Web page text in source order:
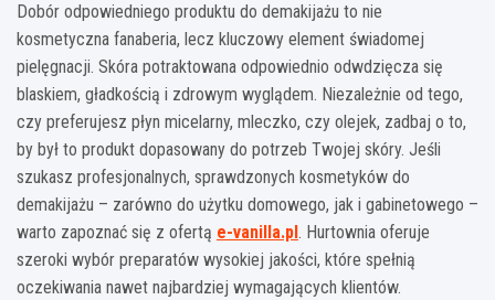
Dobór odpowiedniego produktu do demakijażu to nie
kosmetyczna fanaberia, lecz kluczowy element świadomej
pielęgnacji. Skóra potraktowana odpowiednio odwdzięcza się
blaskiem, gładkością i zdrowym wyglądem. Niezależnie od tego,
czy preferujesz płyn micelarny, mleczko, czy olejek, zadbaj o to,
by był to produkt dopasowany do potrzeb Twojej skóry. Jeśli
szukasz profesjonalnych, sprawdzonych kosmetyków do
demakijażu – zarówno do użytku domowego, jak i gabinetowego –
warto zapoznać się z ofertą e-vanilla.pl. Hurtownia oferuje
szeroki wybór preparatów wysokiej jakości, które spełnią
oczekiwania nawet najbardziej wymagających klientów.